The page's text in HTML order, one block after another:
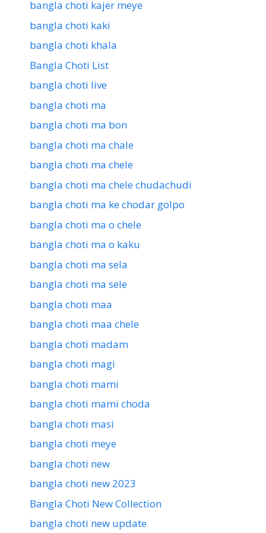
bangla choti kajer meye
bangla choti kaki
bangla choti khala
Bangla Choti List
bangla choti live
bangla choti ma
bangla choti ma bon
bangla choti ma chale
bangla choti ma chele
bangla choti ma chele chudachudi
bangla choti ma ke chodar golpo
bangla choti ma o chele
bangla choti ma o kaku
bangla choti ma sela
bangla choti ma sele
bangla choti maa
bangla choti maa chele
bangla choti madam
bangla choti magi
bangla choti mami
bangla choti mami choda
bangla choti masi
bangla choti meye
bangla choti new
bangla choti new 2023
Bangla Choti New Collection
bangla choti new update